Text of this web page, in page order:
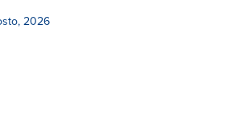
2026